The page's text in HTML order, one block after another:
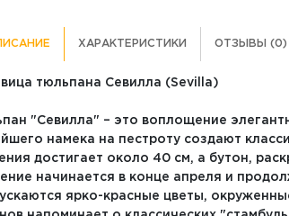
ХАРАКТЕРИСТИКИ ОТЗЫВЫ (0)
тюльпана Севилла (Sevilla)
"Севилла" – это воплощение
намека на пестроту создают
достигает около 40 см, а бутон,
начинается в конце апреля и
ярко-красные цветы,